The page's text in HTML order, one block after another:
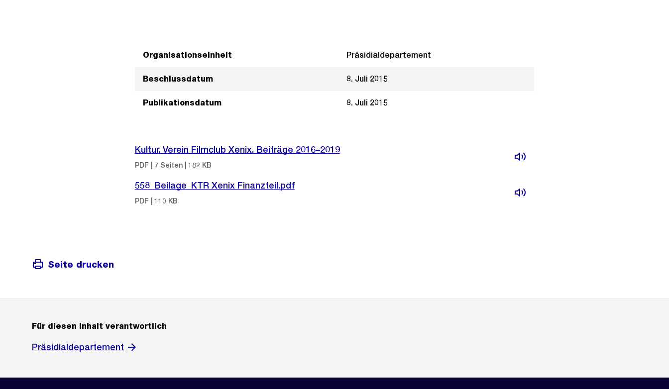
Organisationseinheit Präsidialdepartement
Beschlussdatum 8. Juli 2015
Publikationsdatum 8. Juli 2015
Kultur, Verein Filmclub Xenix, Beiträge 2016–2019
PDF | 7 Seiten | 182 KB
558_Beilage_KTR Xenix Finanzteil.pdf
PDF | 110 KB
Seite drucken
Für diesen Inhalt verantwortlich
Präsidialdepartement